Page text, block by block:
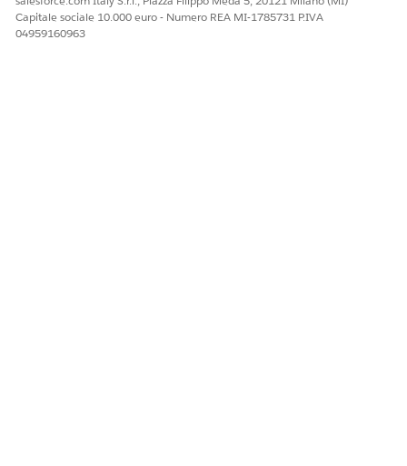
Capitale sociale 10.000 euro - Numero REA MI-1785731 P.IVA
04959160963